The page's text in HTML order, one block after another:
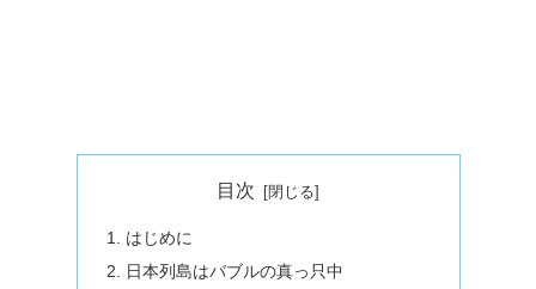
目次
はじめに
日本列島はバブルの真っ只中